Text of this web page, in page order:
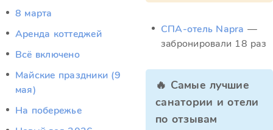
8 марта
Аренда коттеджей
Всё включено
Майские праздники (9
мая)
На побережье
СПА-отель Napra —
забронировали 18 раз
🔥 Самые лучшие
санатории и отели
по отзывам